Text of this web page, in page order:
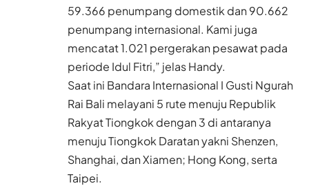
59.366 penumpang domestik dan 90.662
penumpang internasional. Kami juga
mencatat 1.021 pergerakan pesawat pada
periode Idul Fitri,” jelas Handy.
Saat ini Bandara Internasional I Gusti Ngurah
Rai Bali melayani 5 rute menuju Republik
Rakyat Tiongkok dengan 3 di antaranya
menuju Tiongkok Daratan yakni Shenzen,
Shanghai, dan Xiamen; Hong Kong, serta
Taipei.